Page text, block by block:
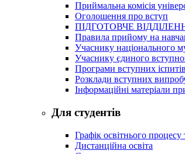
Приймальна комісія
Оголошення про вступ
ПІДГОТОВЧЕ
Правила прийому на
Учаснику національного
Учаснику єдиного
Програми вступних іспитів
Розклади вступних
Інформаційні матеріали
Для студентів
Графік освітнього процесу
Дистанційна освіта